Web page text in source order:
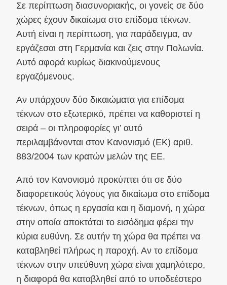
Σε περίπτωση διασυνοριακής, οι γονείς σε δύο
χώρες έχουν δικαίωμα στο επίδομα τέκνων.
Αυτή είναι η περίπτωση, για παράδειγμα, αν
εργάζεσαι στη Γερμανία και ζεις στην Πολωνία.
Αυτό αφορά κυρίως διακινούμενους
εργαζόμενους.
Αν υπάρχουν δύο δικαιώματα για επίδομα
τέκνων στο εξωτερικό, πρέπει να καθοριστεί η
σειρά – οι πληροφορίες γι’ αυτό
περιλαμβάνονται στον Κανονισμό (ΕΚ) αριθ.
883/2004 των κρατών μελών της ΕΕ.
Από τον Κανονισμό προκύπτει ότι σε δύο
διαφορετικούς λόγους για δικαίωμα στο επίδομα
τέκνων, όπως η εργασία και η διαμονή, η χώρα
στην οποία αποκτάται το εισόδημα φέρει την
κύρια ευθύνη. Σε αυτήν τη χώρα θα πρέπει να
καταβληθεί πλήρως η παροχή. Αν το επίδομα
τέκνων στην υπεύθυνη χώρα είναι χαμηλότερο,
η διαφορά θα καταβληθεί από το υποδεέστερο